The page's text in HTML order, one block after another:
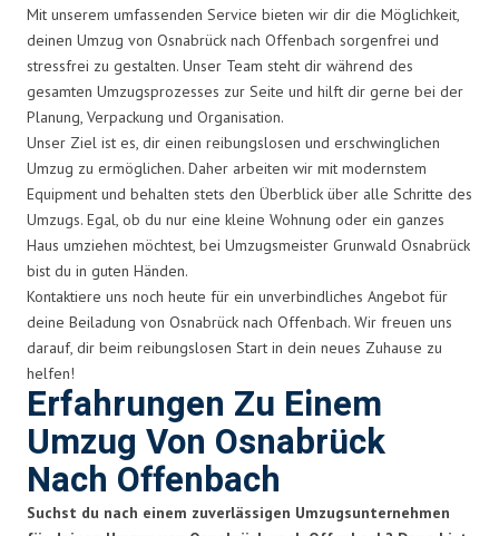
Mit unserem umfassenden Service bieten wir dir die Möglichkeit,
deinen Umzug von Osnabrück nach Offenbach sorgenfrei und
stressfrei zu gestalten. Unser Team steht dir während des
gesamten Umzugsprozesses zur Seite und hilft dir gerne bei der
Planung, Verpackung und Organisation.
Unser Ziel ist es, dir einen reibungslosen und erschwinglichen
Umzug zu ermöglichen. Daher arbeiten wir mit modernstem
Equipment und behalten stets den Überblick über alle Schritte des
Umzugs. Egal, ob du nur eine kleine Wohnung oder ein ganzes
Haus umziehen möchtest, bei Umzugsmeister Grunwald Osnabrück
bist du in guten Händen.
Kontaktiere uns noch heute für ein unverbindliches Angebot für
deine Beiladung von Osnabrück nach Offenbach. Wir freuen uns
darauf, dir beim reibungslosen Start in dein neues Zuhause zu
helfen!
Erfahrungen Zu Einem
Umzug Von Osnabrück
Nach Offenbach
Suchst du nach einem zuverlässigen Umzugsunternehmen